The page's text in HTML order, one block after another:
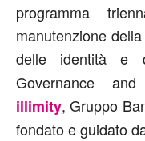
programma
manutenzione
delle identità e
Governance
illimity, Gruppo
fondato e guidato